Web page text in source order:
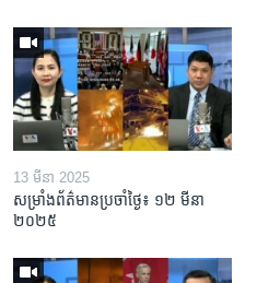
13 មីនា 2025
សម្រាំងព័ត៌មានប្រចាំថ្ងៃ៖ ១២ មីនា
២០២៥